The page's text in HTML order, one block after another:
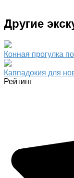
Другие
Конная прогулка
Каппадокия для
Рейтинг